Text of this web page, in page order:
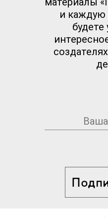
и
будете